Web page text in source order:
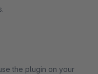
the plugin on your